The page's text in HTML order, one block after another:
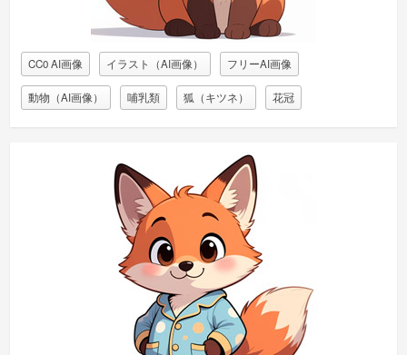
CC0 AI画像 イラスト（AI画像） フリーAI画像
動物（AI画像） 哺乳類 狐（キツネ） 花冠